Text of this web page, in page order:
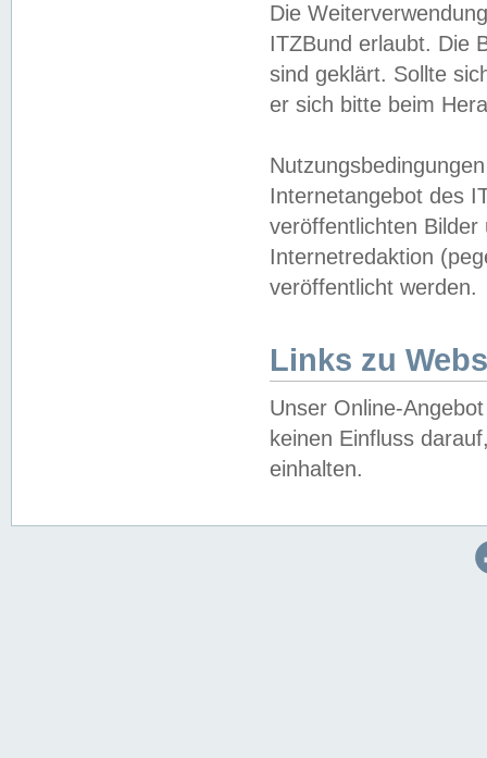
Die
ITZBund erlaubt. Die
sind geklärt. Sollte
er sich bitte beim
Internetangebot des
veröffentlichten
Internetredaktion
veröffentlicht werden.
Links zu
Unser Online-
keinen Einfluss
einhalten.